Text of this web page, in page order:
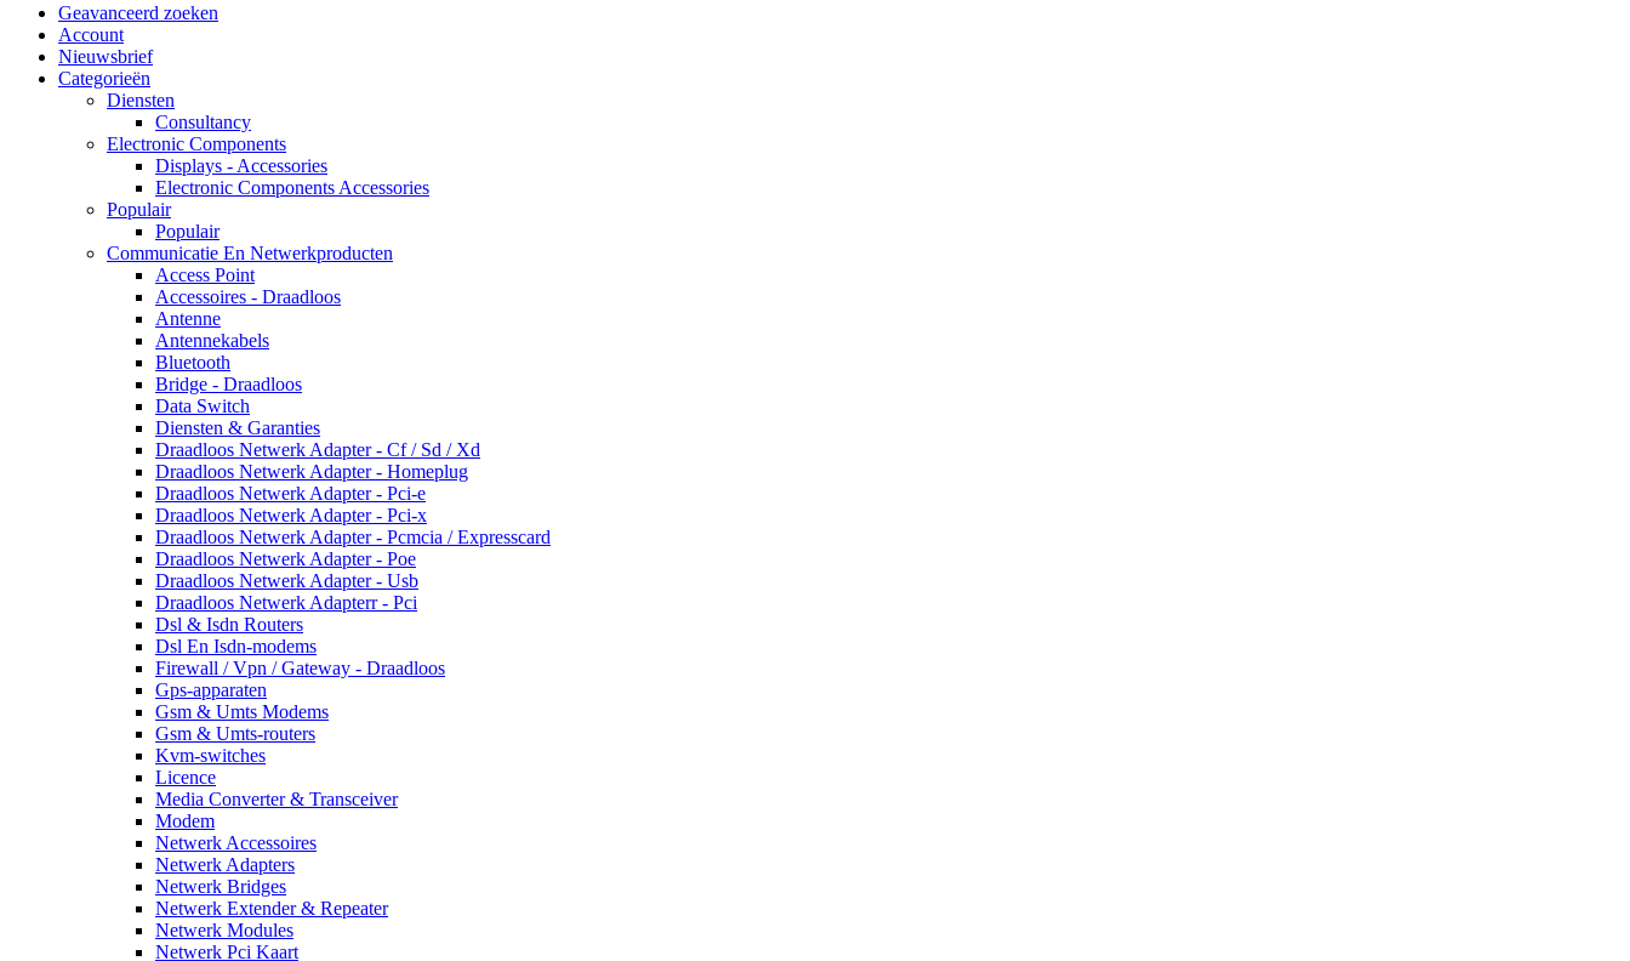
Geavanceerd zoeken
Account
Nieuwsbrief
Categorieën
Diensten
Consultancy
Electronic Components
Displays - Accessories
Electronic Components Accessories
Populair
Populair
Communicatie En Netwerkproducten
Access Point
Accessoires - Draadloos
Antenne
Antennekabels
Bluetooth
Bridge - Draadloos
Data Switch
Diensten & Garanties
Draadloos Netwerk Adapter - Cf / Sd / Xd
Draadloos Netwerk Adapter - Homeplug
Draadloos Netwerk Adapter - Pci-e
Draadloos Netwerk Adapter - Pci-x
Draadloos Netwerk Adapter - Pcmcia / Expresscard
Draadloos Netwerk Adapter - Poe
Draadloos Netwerk Adapter - Usb
Draadloos Netwerk Adapterr - Pci
Dsl & Isdn Routers
Dsl En Isdn-modems
Firewall / Vpn / Gateway - Draadloos
Gps-apparaten
Gsm & Umts Modems
Gsm & Umts-routers
Kvm-switches
Licence
Media Converter & Transceiver
Modem
Netwerk Accessoires
Netwerk Adapters
Netwerk Bridges
Netwerk Extender & Repeater
Netwerk Modules
Netwerk Pci Kaart